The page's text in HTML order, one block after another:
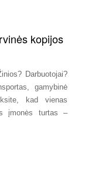
kopijos
Darbuotojai?
gamybinė
kad vienas
įmonės turtas –